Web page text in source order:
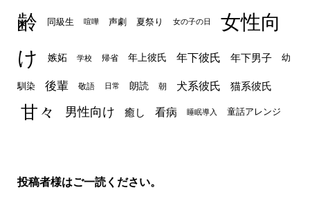
齢
同級生 喧嘩 声劇 夏祭り 女の子の日
女性向
け
嫉妬 学校 帰省 年上彼氏 年下彼氏 年下男子 幼
馴染 後輩 敬語 日常 朗読 朝 犬系彼氏 猫系彼氏
甘々 男性向け 癒し 看病 睡眠導入 童話アレンジ
投稿者様はご一読ください。